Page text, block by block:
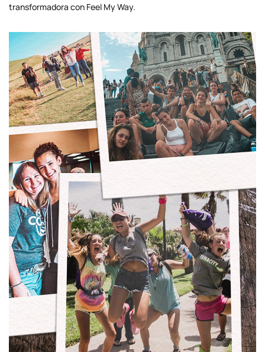
transformadora con Feel My Way.